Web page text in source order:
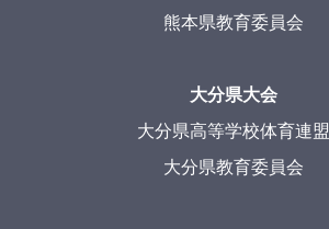
熊本県教育委員会
大分県大会
大分県高等学校体育連盟
大分県教育委員会